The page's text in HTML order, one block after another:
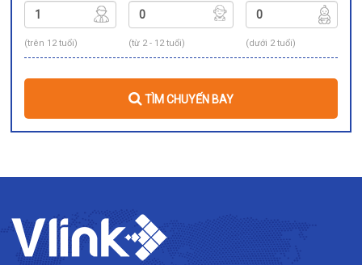
(trên 12 tuổi) (từ 2 - 12 tuổi) (dưới 2 tuổi)
TÌM CHUYẾN BAY